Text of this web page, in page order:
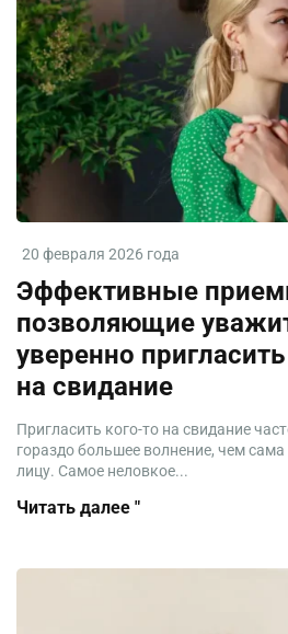
20 февраля 2026 года
Эффективные
позволяющие
уверенно
на свидание
Пригласить кого-то на свидание
гораздо большее волнение, чем
лицу. Самое неловкое...
Читать далее "